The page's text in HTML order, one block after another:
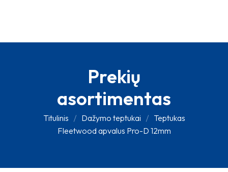
Prekių
asortimentas
Titulinis Dažymo teptukai
Teptukas
Fleetwood apvalus Pro-D 12mm